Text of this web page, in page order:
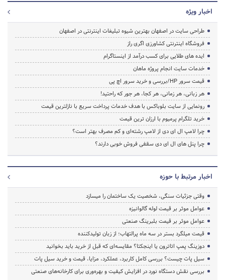
اخبار ویژه
طراحی سایت در اصفهان بهترین شیوه تبلیغات اینترنتی در اصفهان
فروشگاه اینترنتی کشاورزی اگری راز
ایده های طلایی برای کسب درآمد از اینستاگرام
خدمات سایت انجام پروژه ماهان
قیمت سرور HP/بررسی و خرید سرور اچ پی
هر زبانی، هر زمانی، هر کجا، هر جور که راحتید!
رونمایی از سایت بلوباکس با هدف خدمات پرداخت سریع با نازلترین قیمت
خرید تلگرام پرمیوم با ارزان ترین قیمت
چرا لامپ ال ای دی از لامپ رشته‌ای و کم مصرف بهتر است؟
چرا پنل های ال ای دی سقفی فروش خوبی دارند؟
اخبار مرتبط با حوزه
وقتی جزئیات سنگی، شخصیت یک ساختمان را میسازد
عوامل موثر بر قیمت لوله گالوانیزه
عوامل موثر بر قیمت بلبرینگ صنعتی
قیمت میلگرد بستر در سه ماه پرالتهاب؛ از زبان تولیدکننده
دوزینگ پمپ اتاترون یا اینجکتا؟ مقایسه‌ای که قبل از خرید باید بخوانید
سیل پات چیست؟ بررسی کامل کاربرد، عملکرد، مزایا، قیمت و خرید سیل پات
بررسی نقش دستگاه نورد در افزایش کیفیت و بهره‌وری برای کارخانه‌های صنعتی